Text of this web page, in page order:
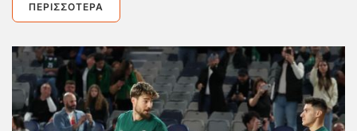
ΠΕΡΙΣΣΌΤΕΡΑ